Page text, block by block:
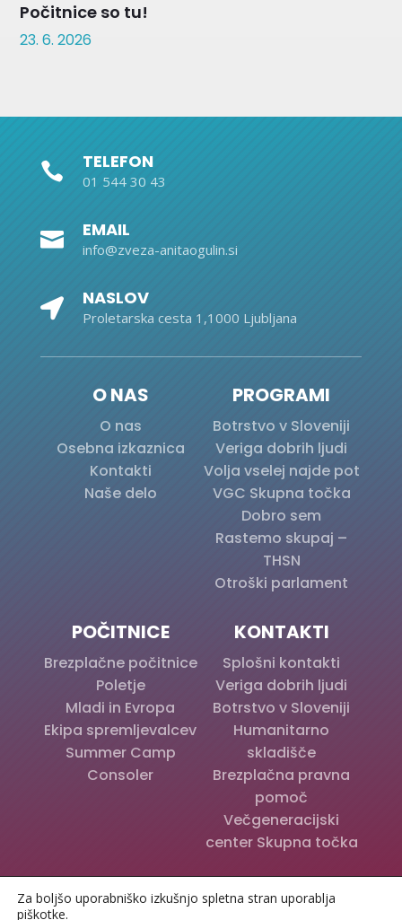
Počitnice so tu!
23. 6. 2026
 TELEFON
01 544 30 43
 EMAIL
info@zveza-anitaogulin.si
 NASLOV
Proletarska cesta 1,1000 Ljubljana
O NAS
O nas
Osebna izkaznica
Kontakti
Naše delo
PROGRAMI
Botrstvo v Sloveniji
Veriga dobrih ljudi
Volja vselej najde pot
VGC Skupna točka
Dobro sem
Rastemo skupaj –
THSN
Otroški parlament
POČITNICE
Brezplačne počitnice
Poletje
Mladi in Evropa
Ekipa spremljevalcev
Summer Camp
Consoler
KONTAKTI
Splošni kontakti
Veriga dobrih ljudi
Botrstvo v Sloveniji
Humanitarno
skladišče
Brezplačna pravna
pomoč
Večgeneracijski
center Skupna točka
Varstvo osebnih podatkov | Izdelava spletnih strani:
Za boljšo uporabniško izkušnjo spletna stran uporablja
piškotke.